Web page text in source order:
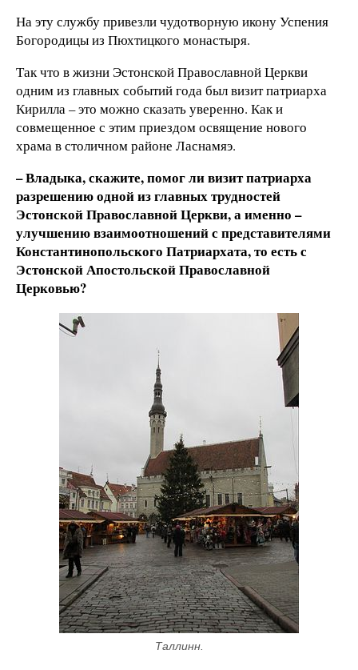
На эту службу привезли чудотворную икону Успения
Богородицы из Пюхтицкого монастыря.
Так что в жизни Эстонской Православной Церкви
одним из главных событий года был визит патриарха
Кирилла – это можно сказать уверенно. Как и
совмещенное с этим приездом освящение нового
храма в столичном районе Ласнамяэ.
– Владыка, скажите, помог ли визит патриарха
разрешению одной из главных трудностей
Эстонской Православной Церкви, а именно –
улучшению взаимоотношений с представителями
Константинопольского Патриархата, то есть с
Эстонской Апостольской Православной
Церковью?
Таллинн.